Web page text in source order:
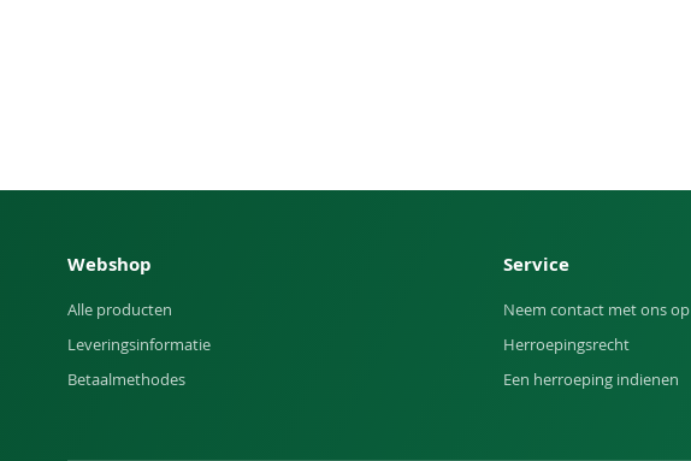
Webshop
Alle producten
Leveringsinformatie
Betaalmethodes
Service
Neem contact met ons op
Herroepingsrecht
Een herroeping indienen